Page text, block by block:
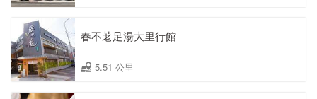
春不荖足湯大里行館
5.51 公里